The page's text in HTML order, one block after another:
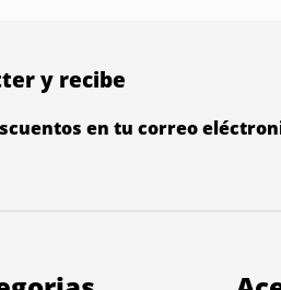
y recibe
en tu correo